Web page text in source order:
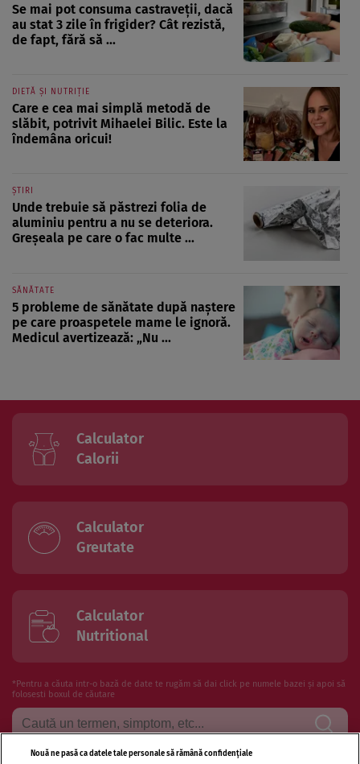
Se mai pot consuma castraveții, dacă
au stat 3 zile în frigider? Cât rezistă,
de fapt, fără să ...
DIETĂ ȘI NUTRIȚIE
Care e cea mai simplă metodă de
slăbit, potrivit Mihaelei Bilic. Este la
îndemâna oricui!
ȘTIRI
Unde trebuie să păstrezi folia de
aluminiu pentru a nu se deteriora.
Greșeala pe care o fac multe ...
SĂNĂTATE
5 probleme de sănătate după naștere
pe care proaspetele mame le ignoră.
Medicul avertizează: „Nu ...
Calculator
Calorii
Calculator
Greutate
Calculator
Nutritional
*Pentru a căuta intr-o bază de date te rugăm să dai click pe numele bazei și apoi să
folosesti boxul de căutare
Nouă ne pasă ca datele tale personale să rămână confidențiale